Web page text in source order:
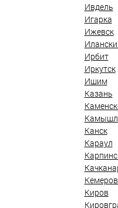
Ивдель
Игарка
Ижевск
Ирбит
Иркутск
Ишим
Казань
Канск
Караул
Киров